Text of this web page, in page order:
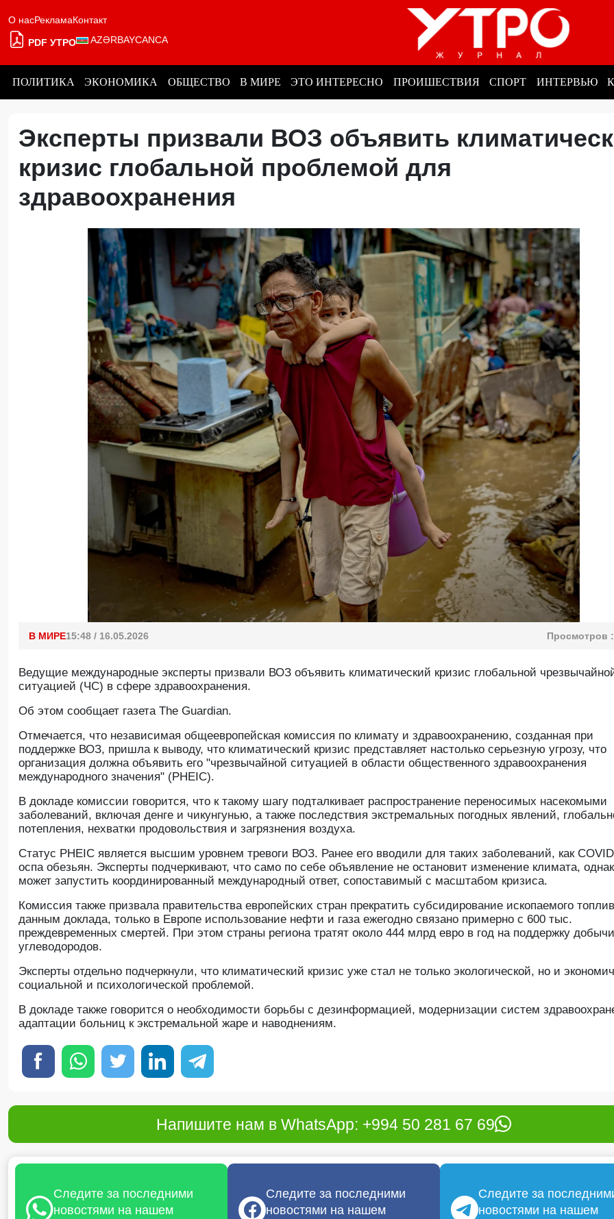
О насРекламаКонтакт
PDF УТРО AZƏRBAYCANCA
ПОЛИТИКА ЭКОНОМИКА ОБЩЕСТВО В МИРЕ ЭТО ИНТЕРЕСНО ПРОИШЕСТВИЯ СПОРТ ИНТЕРВЬЮ
Эксперты призвали ВОЗ объявить
кризис глобальной проблемой для
здравоохранения
В МИРЕ15:48 / 16.05.2026 Просмотров :
Ведущие международные эксперты призвали ВОЗ объявить климатический кризис глобальной
ситуацией (ЧС) в сфере здравоохранения.
Об этом сообщает газета The Guardian.
Отмечается, что независимая общеевропейская комиссия по климату и здравоохранению, созданная при
поддержке ВОЗ, пришла к выводу, что климатический кризис представляет настолько серьезную угрозу, что
организация должна объявить его "чрезвычайной ситуацией в области общественного здравоохранения
международного значения" (PHEIC).
В докладе комиссии говорится, что к такому шагу подталкивает распространение переносимых насекомыми
заболеваний, включая денге и чикунгунью, а также последствия экстремальных погодных явлений,
потепления, нехватки продовольствия и загрязнения воздуха.
Статус PHEIC является высшим уровнем тревоги ВОЗ. Ранее его вводили для таких заболеваний, как
оспа обезьян. Эксперты подчеркивают, что само по себе объявление не остановит изменение климата,
может запустить координированный международный ответ, сопоставимый с масштабом кризиса.
Комиссия также призвала правительства европейских стран прекратить субсидирование ископаемого
данным доклада, только в Европе использование нефти и газа ежегодно связано примерно с 600 тыс.
преждевременных смертей. При этом страны региона тратят около 444 млрд евро в год на поддержку добычи
углеводородов.
Эксперты отдельно подчеркнули, что климатический кризис уже стал не только экологической, но и
социальной и психологической проблемой.
В докладе также говорится о необходимости борьбы с дезинформацией, модернизации систем
адаптации больниц к экстремальной жаре и наводнениям.
Напишите нам в WhatsApp: +994 50 281 67 69
Следите за последними
новостями на нашем
Следите за последними
новостями на нашем
Следите за
новостями на нашем